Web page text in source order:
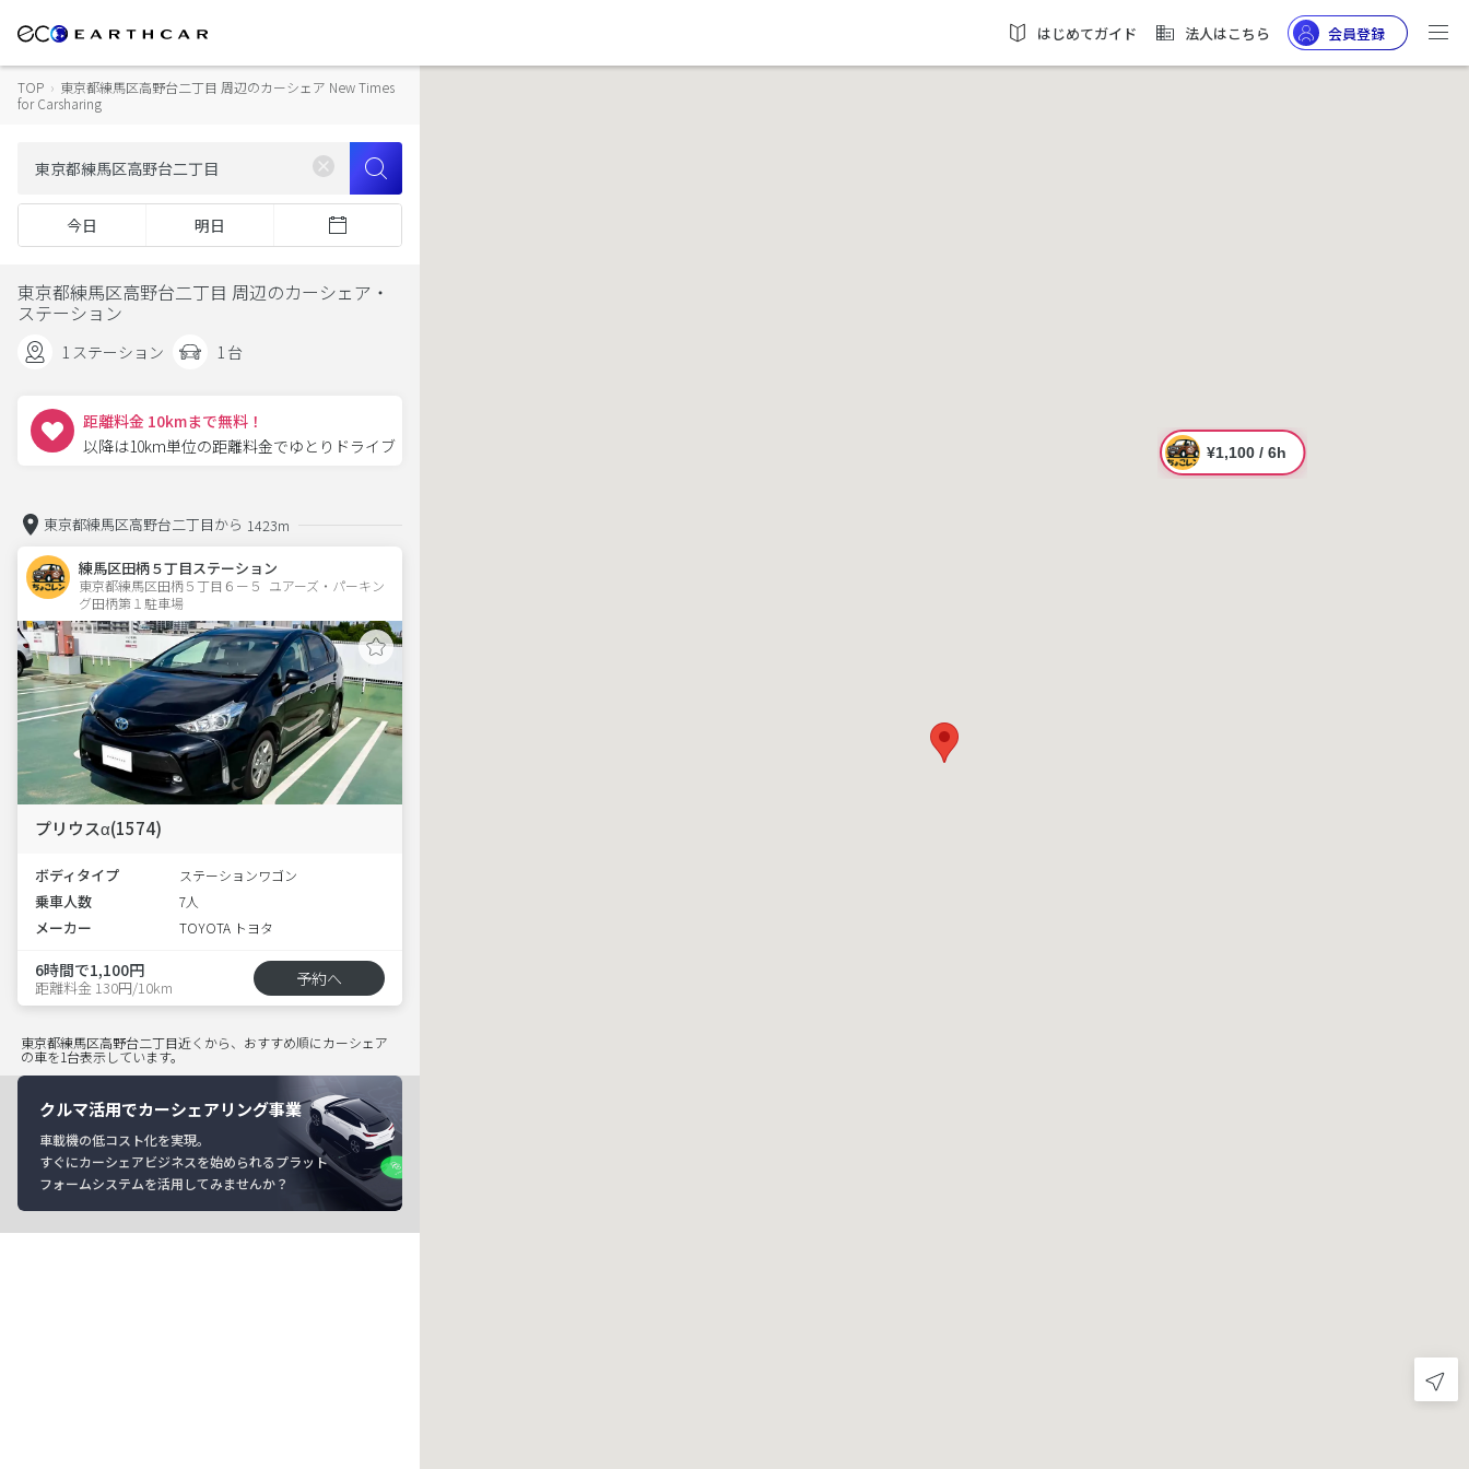
はじめてガイド 法人はこちら 会員登録
TOP › 東京都練馬区高野台二丁目 周辺のカーシェア New Times
for Carsharing
今日 明日
東京都練馬区高野台二丁目 周辺のカーシェア・
ステーション
1 ステーション 1 台
距離料金 10kmまで無料！
以降は10km単位の距離料金でゆとりドライブ
東京都練馬区高野台二丁目から 1423m
練馬区田柄５丁目ステーション
東京都練馬区田柄５丁目６ー５  ユアーズ・パーキン
グ田柄第１駐車場
プリウスα(1574)
ボディタイプ ステーションワゴン
乗車人数 7人
メーカー TOYOTA トヨタ
6時間で1,100円
距離料金 130円/10km 予約へ
東京都練馬区高野台二丁目近くから、おすすめ順にカーシェア
の車を1台表示しています。
クルマ活用でカーシェアリング事業
車載機の低コスト化を実現。
すぐにカーシェアビジネスを始められるプラット
フォームシステムを活用してみませんか？